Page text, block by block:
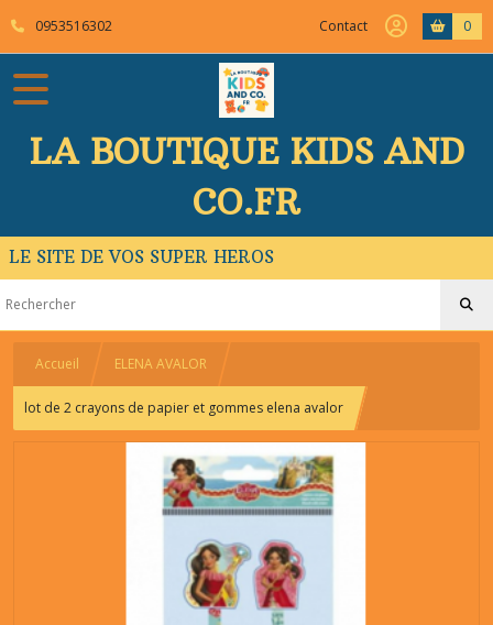
0953516302 Contact 0
LA BOUTIQUE KIDS AND
CO.FR
LE SITE DE VOS SUPER HEROS
Accueil ELENA AVALOR
lot de 2 crayons de papier et gommes elena avalor